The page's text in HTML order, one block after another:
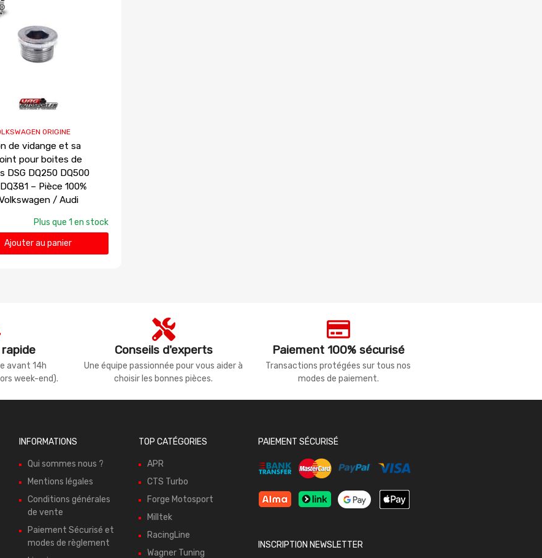
ORIGINE
de vidange et sa
pour boites de
DSG DQ250 DQ500
– Pièce 100%
/ Audi
Plus que 1 en stock
Ajouter au panier
avant 14h
week-end).
Conseils d'experts
Une équipe passionnée pour vous aider à
choisir les bonnes pièces.
Paiement 100% sécurisé
Transactions protégées sur tous nos
modes de paiement.
INFORMATIONS
Qui sommes nous ?
Mentions légales
Conditions générales
de vente
Paiement Sécurisé et
modes de règlement
TOP CATÉGORIES
APR
CTS Turbo
Forge Motosport
Milltek
RacingLine
Wagner Tuning
PAIEMENT SÉCURISÉ
INSCRIPTION NEWSLETTER